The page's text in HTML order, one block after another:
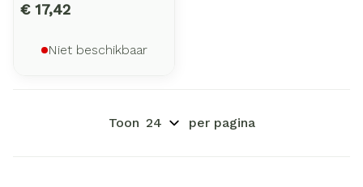
€ 17,42
Niet beschikbaar
Toon per pagina